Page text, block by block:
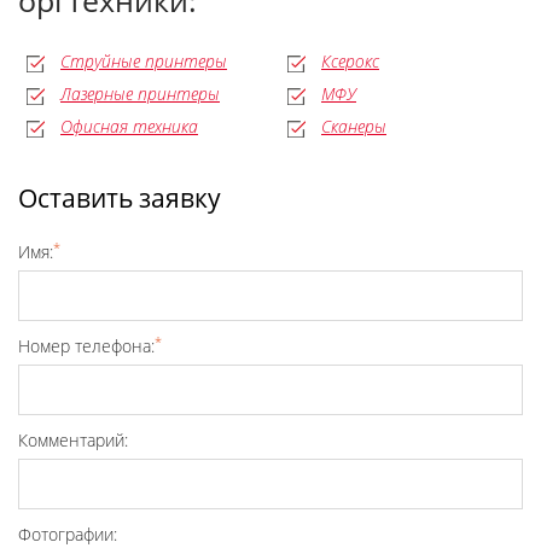
Струйные принтеры
Лазерные принтеры
Офисная техника
Ксерокс
МФУ
Сканеры
Оставить заявку
Имя:*
Номер телефона:*
Комментарий:
Фотографии: